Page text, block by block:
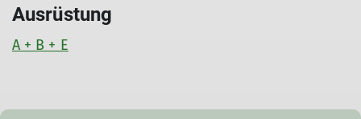
Ausrüstung
A + B + E